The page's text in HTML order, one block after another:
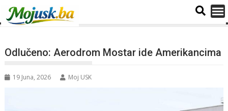
Odlučeno: Aerodrom Mostar ide Amerikancima
19 Juna, 2026 Moj USK